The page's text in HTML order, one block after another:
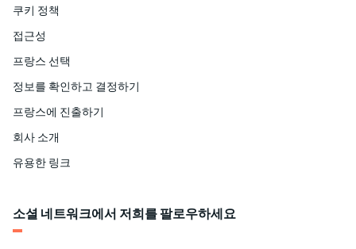
쿠키 정책
접근성
프랑스 선택
정보를 확인하고 결정하기
프랑스에 진출하기
회사 소개
유용한 링크
소셜 네트워크에서 저희를 팔로우하세요